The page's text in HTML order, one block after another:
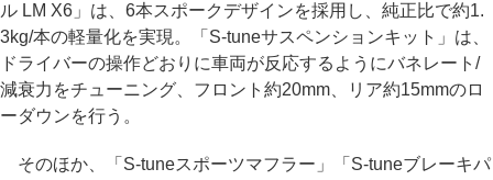
ル LM X6」は、6本スポークデザインを採用し、純正比で約1.
3kg/本の軽量化を実現。「S-tuneサスペンションキット」は、
ドライバーの操作どおりに車両が反応するようにバネレート/
減衰力をチューニング、フロント約20mm、リア約15mmのロ
ーダウンを行う。
そのほか、「S-tuneスポーツマフラー」「S-tuneブレーキパ